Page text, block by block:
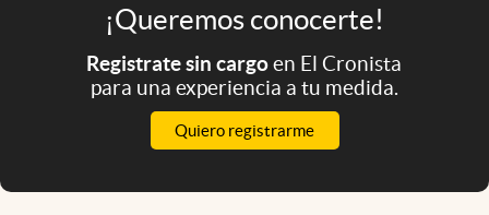
¡Queremos conocerte!
Registrate sin cargoen El Cronista
para una experiencia a tu medida.
Quiero registrarme